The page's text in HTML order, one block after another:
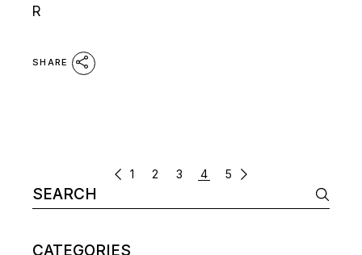
R
SHARE
POSTS
NAVIGATION
1 2 3 4 5
Search
for:
CATEGORIES